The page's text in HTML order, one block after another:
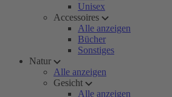
Unisex
Accessoires
Alle anzeigen
Bücher
Sonstiges
Natur
Alle anzeigen
Gesicht
Alle anzeigen